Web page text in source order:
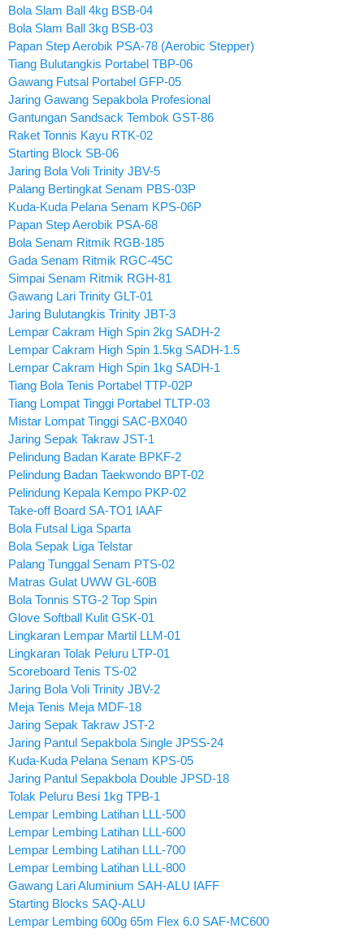
Bola Slam Ball 4kg BSB-04
Bola Slam Ball 3kg BSB-03
Papan Step Aerobik PSA-78 (Aerobic Stepper)
Tiang Bulutangkis Portabel TBP-06
Gawang Futsal Portabel GFP-05
Jaring Gawang Sepakbola Profesional
Gantungan Sandsack Tembok GST-86
Raket Tonnis Kayu RTK-02
Starting Block SB-06
Jaring Bola Voli Trinity JBV-5
Palang Bertingkat Senam PBS-03P
Kuda-Kuda Pelana Senam KPS-06P
Papan Step Aerobik PSA-68
Bola Senam Ritmik RGB-185
Gada Senam Ritmik RGC-45C
Simpai Senam Ritmik RGH-81
Gawang Lari Trinity GLT-01
Jaring Bulutangkis Trinity JBT-3
Lempar Cakram High Spin 2kg SADH-2
Lempar Cakram High Spin 1.5kg SADH-1.5
Lempar Cakram High Spin 1kg SADH-1
Tiang Bola Tenis Portabel TTP-02P
Tiang Lompat Tinggi Portabel TLTP-03
Mistar Lompat Tinggi SAC-BX040
Jaring Sepak Takraw JST-1
Pelindung Badan Karate BPKF-2
Pelindung Badan Taekwondo BPT-02
Pelindung Kepala Kempo PKP-02
Take-off Board SA-TO1 IAAF
Bola Futsal Liga Sparta
Bola Sepak Liga Telstar
Palang Tunggal Senam PTS-02
Matras Gulat UWW GL-60B
Bola Tonnis STG-2 Top Spin
Glove Softball Kulit GSK-01
Lingkaran Lempar Martil LLM-01
Lingkaran Tolak Peluru LTP-01
Scoreboard Tenis TS-02
Jaring Bola Voli Trinity JBV-2
Meja Tenis Meja MDF-18
Jaring Sepak Takraw JST-2
Jaring Pantul Sepakbola Single JPSS-24
Kuda-Kuda Pelana Senam KPS-05
Jaring Pantul Sepakbola Double JPSD-18
Tolak Peluru Besi 1kg TPB-1
Lempar Lembing Latihan LLL-500
Lempar Lembing Latihan LLL-600
Lempar Lembing Latihan LLL-700
Lempar Lembing Latihan LLL-800
Gawang Lari Aluminium SAH-ALU IAFF
Starting Blocks SAQ-ALU
Lempar Lembing 600g 65m Flex 6.0 SAF-MC600